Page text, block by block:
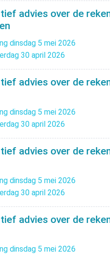
advies over de
dinsdag 5 mei 2026
30 april 2026
advies over de
dinsdag 5 mei 2026
30 april 2026
advies over de
dinsdag 5 mei 2026
30 april 2026
advies over de
dinsdag 5 mei 2026